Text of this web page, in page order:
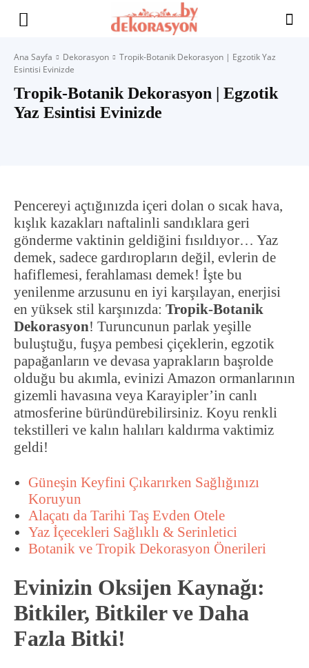
Yaşam
Ana Sayfa Dekorasyon
Tropik-Botanik Dekorasyon | Egzotik Yaz
Esintisi Evinizde
Tropik-Botanik Dekorasyon | Egzotik
Yaz Esintisi Evinizde
Pencereyi açtığınızda içeri dolan o sıcak hava,
kışlık kazakları naftalinli sandıklara geri
gönderme vaktinin geldiğini fısıldıyor… Yaz
demek, sadece gardıropların değil, evlerin de
hafiflemesi, ferahlaması demek! İşte bu
yenilenme arzusunu en iyi karşılayan, enerjisi
en yüksek stil karşınızda: Tropik-Botanik
Dekorasyon! Turuncunun parlak yeşille
buluştuğu, fuşya pembesi çiçeklerin, egzotik
papağanların ve devasa yaprakların başrolde
olduğu bu akımla, evinizi Amazon ormanlarının
gizemli havasına veya Karayipler’in canlı
atmosferine büründürebilirsiniz. Koyu renkli
tekstilleri ve kalın halıları kaldırma vaktimiz
geldi!
Güneşin Keyfini Çıkarırken Sağlığınızı
Koruyun
Alaçatı da Tarihi Taş Evden Otele
Yaz İçecekleri Sağlıklı & Serinletici
Botanik ve Tropik Dekorasyon Önerileri
Evinizin Oksijen Kaynağı:
Bitkiler, Bitkiler ve Daha
Fazla Bitki!